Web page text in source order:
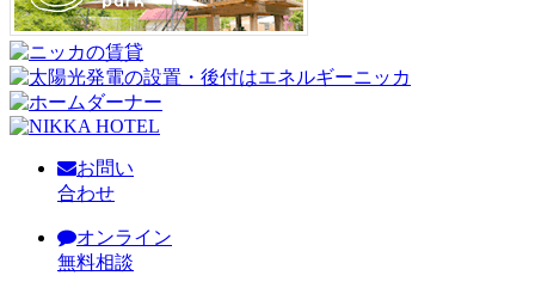
お問い
合わせ
オンライン
無料相談